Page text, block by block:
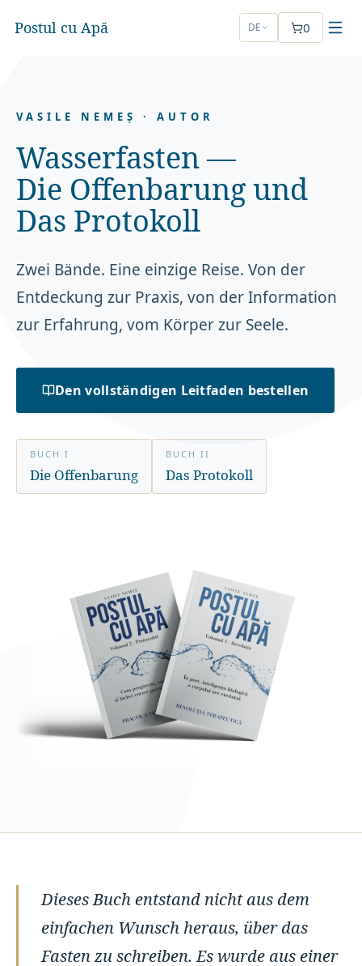
Postul cu Apă DE 0
VASILE NEMEȘ · AUTOR
Wasserfasten —
Die Offenbarung und
Das Protokoll
Zwei Bände. Eine einzige Reise. Von der
Entdeckung zur Praxis, von der Information
zur Erfahrung, vom Körper zur Seele.
Den vollständigen Leitfaden bestellen
BUCH I
Die Offenbarung
BUCH II
Das Protokoll
Dieses Buch entstand nicht aus dem
einfachen Wunsch heraus, über das
Fasten zu schreiben. Es wurde aus einer